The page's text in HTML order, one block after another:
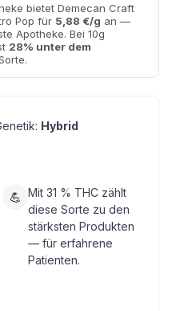
bietet Demecan Craft
Pop für 5,88 €/g an —
Apotheke. Bei 10g
28% unter dem
Hybrid
💪 Mit 31 % THC zählt
diese Sorte zu den
stärksten Produkten
— für erfahrene
Patienten.